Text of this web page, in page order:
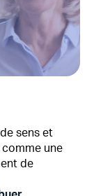
sens et
comme une
de